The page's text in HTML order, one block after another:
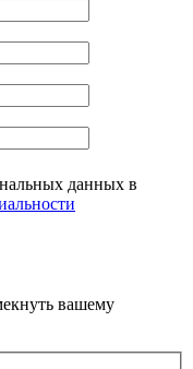
данных в
вашему